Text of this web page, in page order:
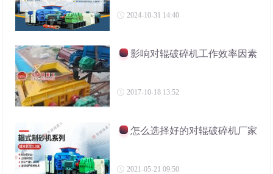
2024-10-31 14:40
影响对辊破碎机工作效率因素
2017-10-18 13:52
怎么选择好的对辊破碎机厂家
2021-05-21 09:50